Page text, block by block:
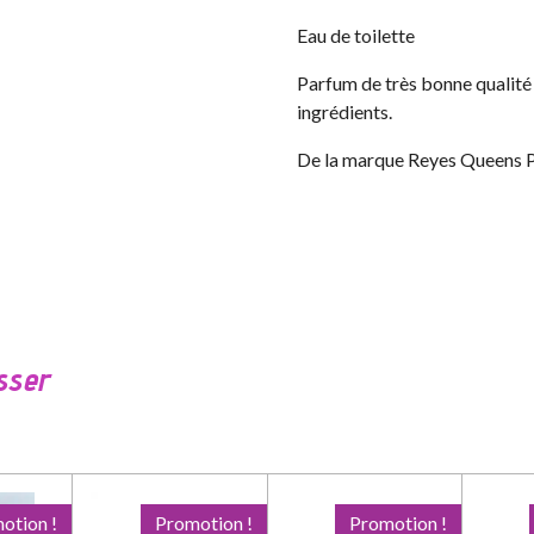
Eau de toilette
Parfum de très bonne
ingrédients.
De la marque Reyes Queens
! Promotion ! Promotion !